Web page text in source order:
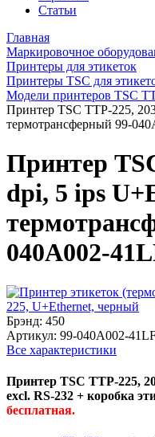
Статьи
Главная
Маркировочное
Принтеры для этикеток
Принтеры TSC для
Модели принтеров TSC
Принтер TSC TTP-225,
термотрансферный 99-
Принтер
dpi, 5 ips
040A002-
Брэнд: 450
Артикул: 99-040A002-
Все характеристики
Принтер TSC TTP-225,
excl. RS-232 + коробка
бесплатная.